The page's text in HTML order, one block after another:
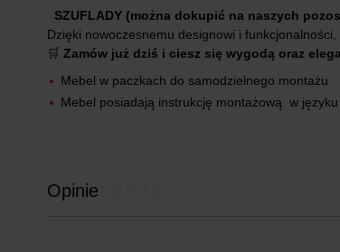
SZUFLADY (można dokupić na naszych
Dzięki nowoczesnemu designowi i
🛒 Zamów już dziś i ciesz się wygodą oraz
Mebel w paczkach do samodzielnego montażu
Mebel posiadają instrukcję montażową w
Opinie